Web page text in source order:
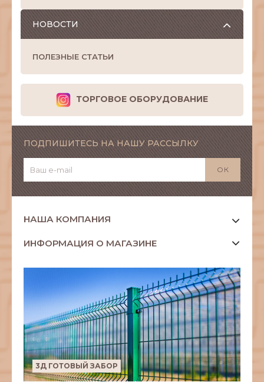
НОВОСТИ
ПОЛЕЗНЫЕ СТАТЬИ
ТОРГОВОЕ ОБОРУДОВАНИЕ
ПОДПИШИТЕСЬ НА НАШУ РАССЫЛКУ
НАША КОМПАНИЯ
ИНФОРМАЦИЯ О МАГАЗИНЕ
3Д ГОТОВЫЙ ЗАБОР